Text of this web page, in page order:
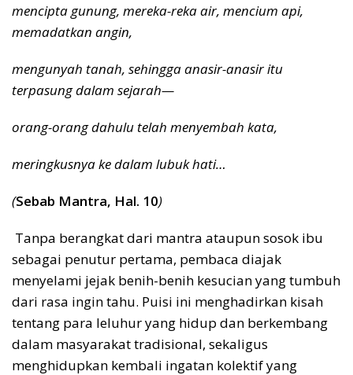
mencipta gunung, mereka-reka air, mencium api,
memadatkan angin,
mengunyah tanah, sehingga anasir-anasir itu
terpasung dalam sejarah—
orang-orang dahulu telah menyembah kata,
meringkusnya ke dalam lubuk hati…
(Sebab Mantra, Hal. 10)
Tanpa berangkat dari mantra ataupun sosok ibu
sebagai penutur pertama, pembaca diajak
menyelami jejak benih-benih kesucian yang tumbuh
dari rasa ingin tahu. Puisi ini menghadirkan kisah
tentang para leluhur yang hidup dan berkembang
dalam masyarakat tradisional, sekaligus
menghidupkan kembali ingatan kolektif yang